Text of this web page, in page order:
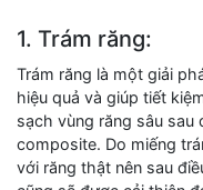
1. Trám răng:
Trám răng là một giải
hiệu quả và giúp tiết
sạch vùng răng sâu sau
composite. Do miếng
với răng thật nên sau